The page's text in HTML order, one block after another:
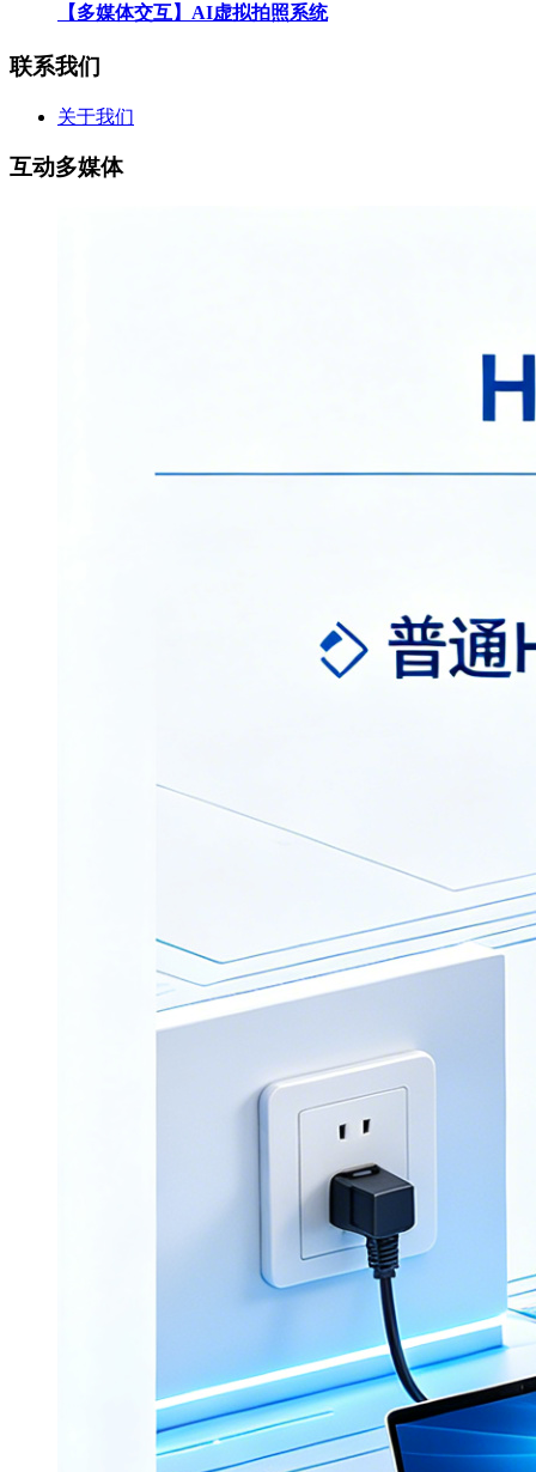
【多媒体交互】AI虚拟拍照系统
联系我们
关于我们
互动多媒体